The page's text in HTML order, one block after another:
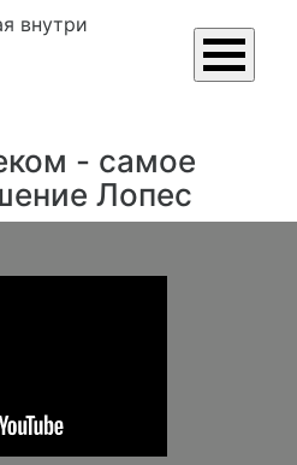
внутри
- самое
Лопес